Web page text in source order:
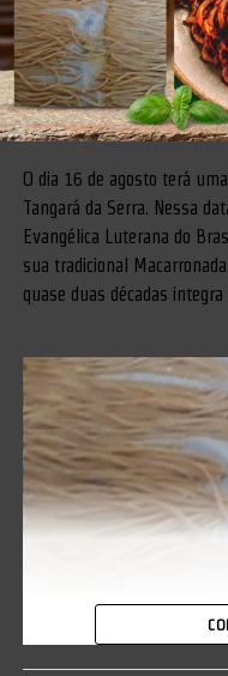
O dia 16 de agosto terá
Tangará da Serra. Nessa
Evangélica Luterana do
sua tradicional
quase duas décadas